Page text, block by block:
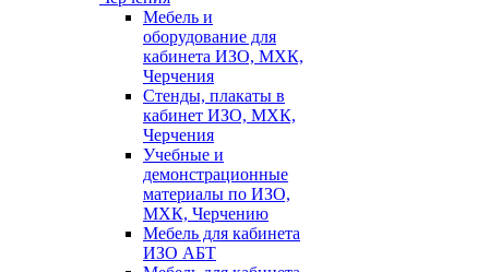
Мебель и
оборудование для
кабинета ИЗО, МХК,
Черчения
Стенды, плакаты в
кабинет ИЗО, МХК,
Черчения
Учебные и
демонстрационные
материалы по ИЗО,
МХК, Черчению
Мебель для кабинета
ИЗО АБТ